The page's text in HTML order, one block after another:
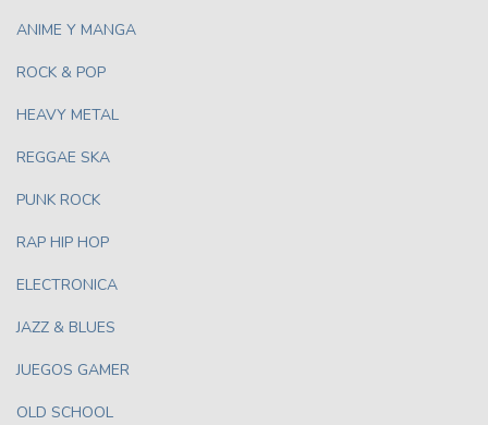
ANIME Y MANGA
ROCK & POP
HEAVY METAL
REGGAE SKA
PUNK ROCK
RAP HIP HOP
ELECTRONICA
JAZZ & BLUES
JUEGOS GAMER
OLD SCHOOL